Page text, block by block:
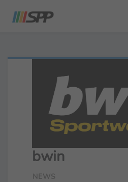
bwin
NEWS